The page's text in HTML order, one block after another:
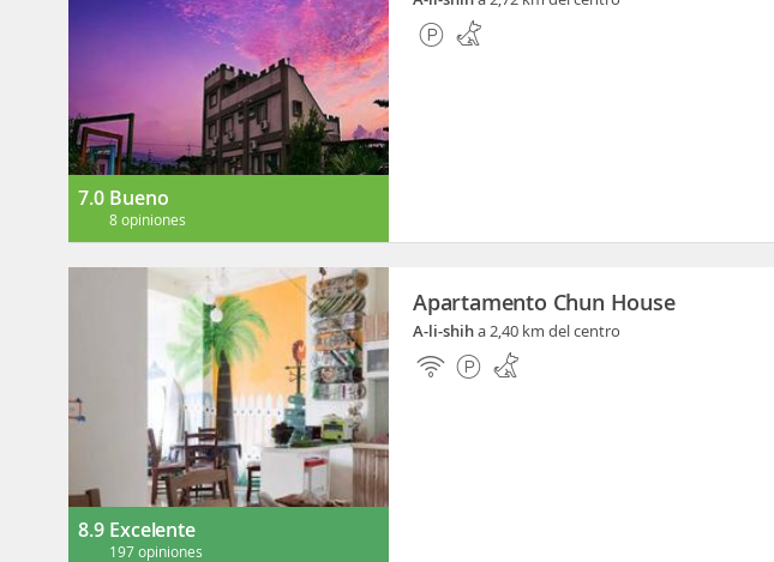
7.0 Bueno
8 opiniones
8.9 Excelente
197 opiniones
Apartamento Chun House
A-li-shiha 2,40 km del centro